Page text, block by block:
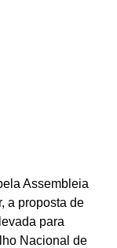
Assembleia
a proposta de
para
Nacional de